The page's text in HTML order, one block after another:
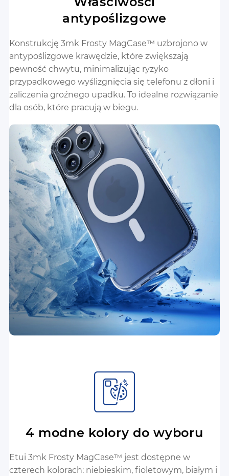
antypoślizgowe
Konstrukcję 3mk Frosty MagCase™ uzbrojono w
antypoślizgowe krawędzie, które zwiększają
pewność chwytu, minimalizując ryzyko
przypadkowego wyślizgnięcia się telefonu z dłoni i
zaliczenia groźnego upadku. To idealne rozwiązanie
dla osób, które pracują w biegu.
4 modne kolory do wyboru
Etui 3mk Frosty MagCase™ jest dostępne w
czterech kolorach: niebieskim, fioletowym, białym i